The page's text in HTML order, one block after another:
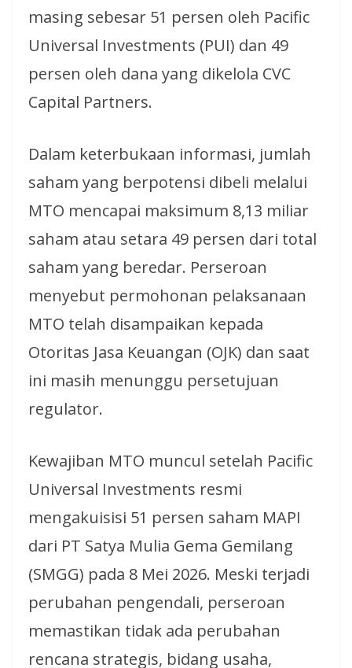
masing sebesar 51 persen oleh Pacific
Universal Investments (PUI) dan 49
persen oleh dana yang dikelola CVC
Capital Partners.
Dalam keterbukaan informasi, jumlah
saham yang berpotensi dibeli melalui
MTO mencapai maksimum 8,13 miliar
saham atau setara 49 persen dari total
saham yang beredar. Perseroan
menyebut permohonan pelaksanaan
MTO telah disampaikan kepada
Otoritas Jasa Keuangan (OJK) dan saat
ini masih menunggu persetujuan
regulator.
Kewajiban MTO muncul setelah Pacific
Universal Investments resmi
mengakuisisi 51 persen saham MAPI
dari PT Satya Mulia Gema Gemilang
(SMGG) pada 8 Mei 2026. Meski terjadi
perubahan pengendali, perseroan
memastikan tidak ada perubahan
rencana strategis, bidang usaha,